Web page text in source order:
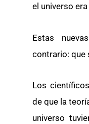
el universo
Estas
contrario: que
Los
de que la
universo